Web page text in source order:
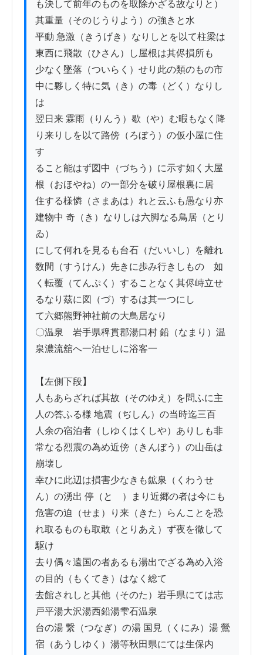
も決して前年のものを取除かざる故なりと）
其重量（そのじうりよう）の強きと水
平動 急激（きうげき）なりしとを以て柱梁は
東西に飛散（ひさん）し屋根は其侭損所も
少なく墜落（ついらく）せり此の類のもの市
中に夥しく特に気（き）の毒（どく）なりし
は
翌日来 霖雨（りんう）歇（や）む暇もなく降
り来りしを以て路傍（ろぼう）の仮小屋に住
す
ること能はず図中（づちう）に示す如く大屋
根（おほやね）の一部分を破り屋根裏に居
住する様憐（さまあは）れと云ふも愚なり亦
建物中 奇（き）なりしは六脚なる鳥居（とり
ゐ）
にして何れを見るも台石（だいいし）を離れ
数間（すうけん）先きに歩み行きしものゝ如
く転覆（てんぷく）することなく其侭峙立せ
るなり茲に図（づ）するは其一つにし
て六郷熊野神社前の大鳥居なり
〇温泉　岩手県稗貫郡湯口村 鉛（なまり）温
泉濃流舘へ一泊せしに浴客一
【左側下段】
人もあらざれば其故（そのゆえ）を問ふに主
人の答ふる様 地震（ぢしん）の当時迄三百
人余の宿泊者（しゆくはくしや）ありしも非
常なる烈震の為め近傍（きんぼう）の山岳は
崩壊し
幸ひに此辺は損害少なきも鉱泉（くわうせ
ん）の湧出 停（とゞ）まり近郷の者は今にも
危害の迫（せま）り来（きた）らんことを恐
れ取るものも取敢（とりあえ）ず夜を徹して
駆け
去り偶々遠国の者あるも湯出でざる為め入浴
の目的（もくてき）はなく総て
去館されしと其他（そのた）岩手県にては志
戸平湯大沢湯西鉛湯雫石温泉
台の湯 繋（つなぎ）の湯 国見（くにみ）湯 鶯
宿（あうしゆく）湯等秋田県にては生保内